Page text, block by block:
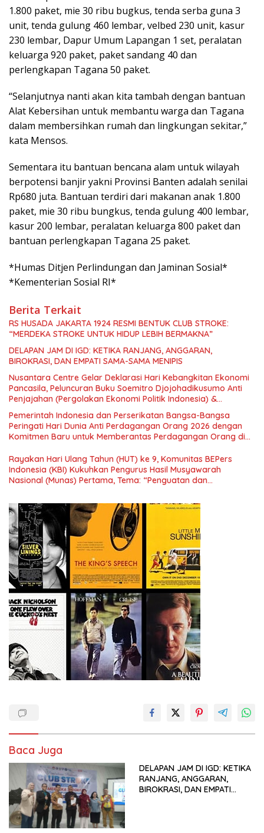
1.800 paket, mie 30 ribu bugkus, tenda serba guna 3
unit, tenda gulung 460 lembar, velbed 230 unit, kasur
230 lembar, Dapur Umum Lapangan 1 set, peralatan
keluarga 920 paket, paket sandang 40 dan
perlengkapan Tagana 50 paket.
“Selanjutnya nanti akan kita tambah dengan bantuan
Alat Kebersihan untuk membantu warga dan Tagana
dalam membersihkan rumah dan lingkungan sekitar,”
kata Mensos.
Sementara itu bantuan bencana alam untuk wilayah
berpotensi banjir yakni Provinsi Banten adalah senilai
Rp680 juta. Bantuan terdiri dari makanan anak 1.800
paket, mie 30 ribu bungkus, tenda gulung 400 lembar,
kasur 200 lembar, peralatan keluarga 800 paket dan
bantuan perlengkapan Tagana 25 paket.
*Humas Ditjen Perlindungan dan Jaminan Sosial*
*Kementerian Sosial RI*
Berita Terkait
RS HUSADA JAKARTA 1924 RESMI BENTUK CLUB STROKE:
“MERDEKA STROKE UNTUK HIDUP LEBIH BERMAKNA”
DELAPAN JAM DI IGD: KETIKA RANJANG, ANGGARAN,
BIROKRASI, DAN EMPATI SAMA-SAMA MENIPIS
Nusantara Centre Gelar Deklarasi Hari Kebangkitan Ekonomi
Pancasila, Peluncuran Buku Soemitro Djojohadikusumo Anti
Penjajahan (Pergolakan Ekonomi Politik Indonesia) &
Simposium Nasional “Urgensi Undang-Undang Perekonomian
Nasional dan Kesejahteraan Sosial dalam Menata Bangsa
Menuju Indonesia Emas 2045”,
Pemerintah Indonesia dan Perserikatan Bangsa-Bangsa
Peringati Hari Dunia Anti Perdagangan Orang 2026 dengan
Komitmen Baru untuk Memberantas Perdagangan Orang di
Rayakan Hari Ulang Tahun (HUT) ke 9, Komunitas BEPers
Indonesia (KBI) Kukuhkan Pengurus Hasil Musyawarah
Nasional (Munas) Pertama, Tema: “Penguatan dan
Indonesia dan Mancanegara”.
Baca Juga
DELAPAN JAM DI IGD: KETIKA
RANJANG, ANGGARAN,
BIROKRASI, DAN EMPATI